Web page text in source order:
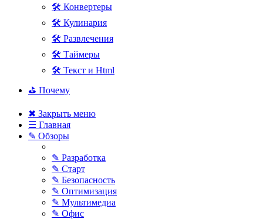
🛠 Конвертеры
🛠 Кулинария
🛠 Развлечения
🛠 Таймеры
🛠 Текст и Html
⛳ Почему
✖ Закрыть меню
☰ Главная
✎ Обзоры
✎ Разработка
✎ Старт
✎ Безопасность
✎ Оптимизация
✎ Мультимедиа
✎ Офис